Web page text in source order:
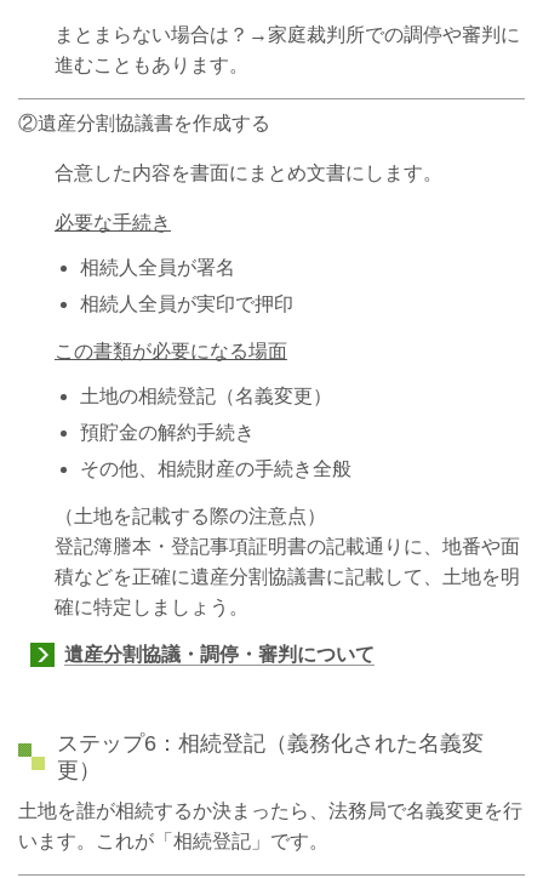
まとまらない場合は？→家庭裁判所での調停や審判に
進むこともあります。
②遺産分割協議書を作成する
合意した内容を書面にまとめ文書にします。
必要な手続き
相続人全員が署名
相続人全員が実印で押印
この書類が必要になる場面
土地の相続登記（名義変更）
預貯金の解約手続き
その他、相続財産の手続き全般
（土地を記載する際の注意点）
登記簿謄本・登記事項証明書の記載通りに、地番や面
積などを正確に遺産分割協議書に記載して、土地を明
確に特定しましょう。
遺産分割協議・調停・審判について
ステップ6：相続登記（義務化された名義変
更）
土地を誰が相続するか決まったら、法務局で名義変更を行
います。これが「相続登記」です。